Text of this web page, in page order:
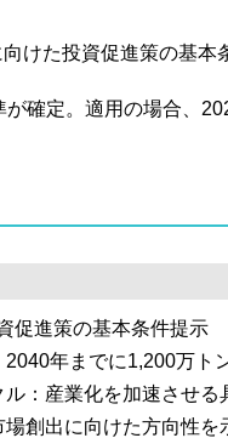
けた投資促進策の基本
が確定。適用の場合、
促進策の基本条件提示
年までに1,200万ト
：産業化を加速させる
創出に向けた方向性を